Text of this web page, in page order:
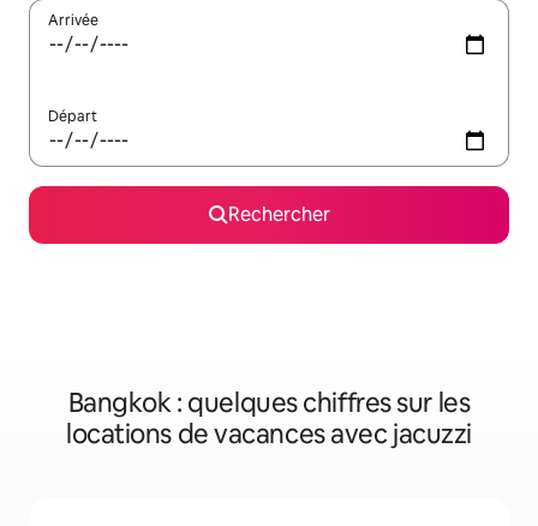
Arrivée
Départ
Rechercher
Bangkok : quelques chiffres sur les
locations de vacances avec jacuzzi